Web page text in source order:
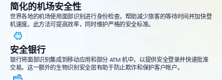
简化的机场安全性
世界各地的机场使用面部识别进行身份检查，帮助减少旅客的等待时间并加快登
机速度。此方法可提高效率，同时维护严格的安全标准。
安全银行
银行将面部识别集成到移动应用和部分 ATM 机中，以提供安全登录并快速批准
交易。这一额外的生物识别安全层有助于防止欺诈和保护客户帐户。